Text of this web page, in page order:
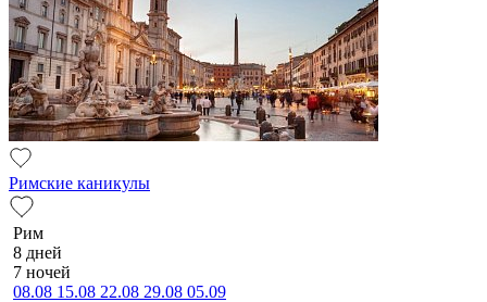
Римские каникулы
Рим
8 дней
7 ночей
08.08 15.08 22.08 29.08 05.09